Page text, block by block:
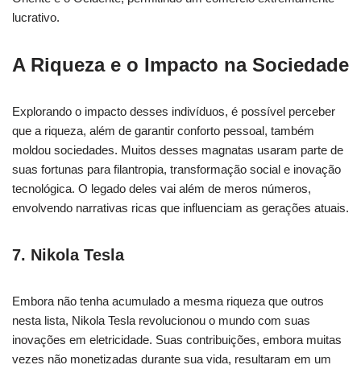
lucrativo.
A Riqueza e o Impacto na Sociedade
Explorando o impacto desses indivíduos, é possível perceber
que a riqueza, além de garantir conforto pessoal, também
moldou sociedades. Muitos desses magnatas usaram parte de
suas fortunas para filantropia, transformação social e inovação
tecnológica. O legado deles vai além de meros números,
envolvendo narrativas ricas que influenciam as gerações atuais.
7. Nikola Tesla
Embora não tenha acumulado a mesma riqueza que outros
nesta lista, Nikola Tesla revolucionou o mundo com suas
inovações em eletricidade. Suas contribuições, embora muitas
vezes não monetizadas durante sua vida, resultaram em um